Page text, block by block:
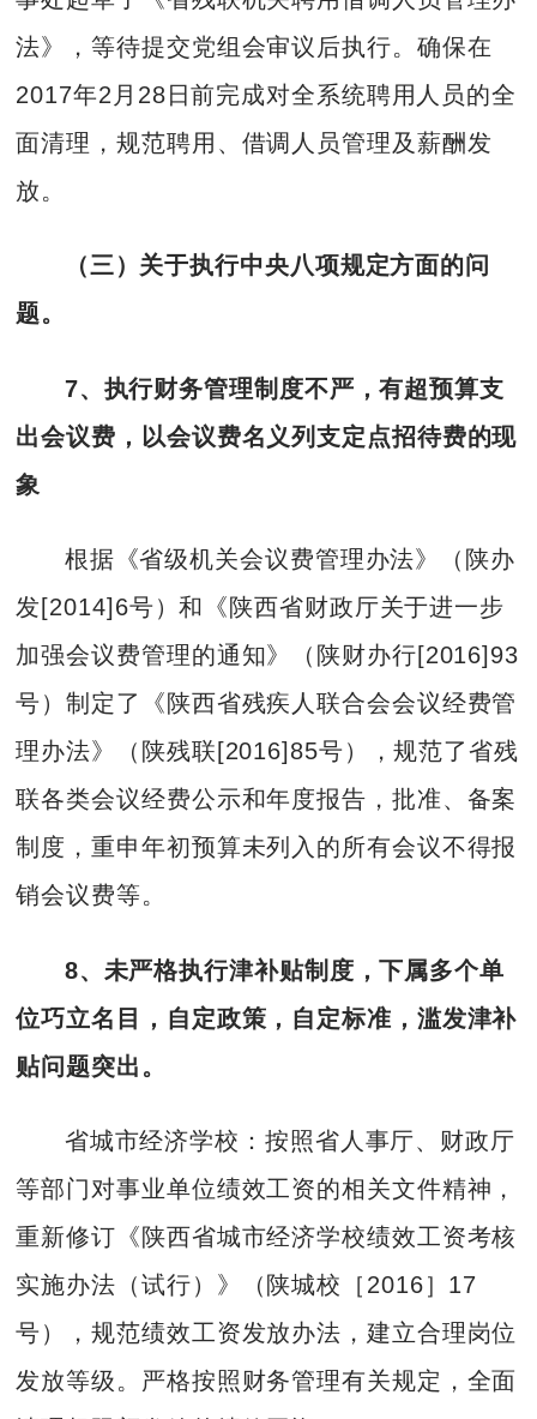
法》，等待提交党组会审议后执行。确保在
2017年2月28日前完成对全系统聘用人员的全
面清理，规范聘用、借调人员管理及薪酬发
放。
（三）关于执行中央八项规定方面的问
题。
7、执行财务管理制度不严，有超预算支
出会议费，以会议费名义列支定点招待费的现
象
根据《省级机关会议费管理办法》（陕办
发[2014]6号）和《陕西省财政厅关于进一步
加强会议费管理的通知》（陕财办行[2016]93
号）制定了《陕西省残疾人联合会会议经费管
理办法》（陕残联[2016]85号），规范了省残
联各类会议经费公示和年度报告，批准、备案
制度，重申年初预算未列入的所有会议不得报
销会议费等。
8、未严格执行津补贴制度，下属多个单
位巧立名目，自定政策，自定标准，滥发津补
贴问题突出。
省城市经济学校：按照省人事厅、财政厅
等部门对事业单位绩效工资的相关文件精神，
重新修订《陕西省城市经济学校绩效工资考核
实施办法（试行）》（陕城校［2016］17
号），规范绩效工资发放办法，建立合理岗位
发放等级。严格按照财务管理有关规定，全面